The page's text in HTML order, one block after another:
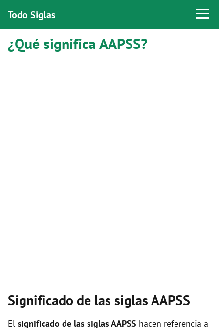
Todo Siglas
¿Qué significa AAPSS?
Significado de las siglas AAPSS
El significado de las siglas AAPSS hacen referencia a